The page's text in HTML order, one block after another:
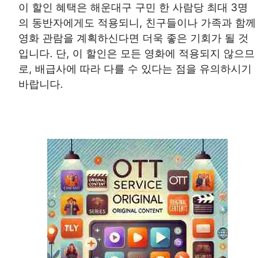
이 할인 혜택은 해운대구 구민 한 사람당 최대 3명
의 동반자에게도 적용되니, 친구들이나 가족과 함께
영화 관람을 계획하신다면 더욱 좋은 기회가 될 것
입니다. 단, 이 할인은 모든 영화에 적용되지 않으므
로, 배급사에 따라 다를 수 있다는 점을 유의하시기
바랍니다.